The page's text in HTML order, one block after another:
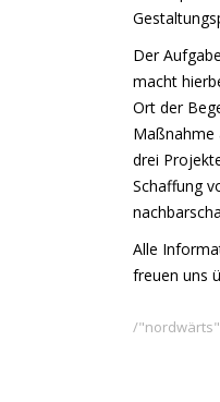
Der
macht
Ort der
Maßnahme
drei
Schaffung
Alle
freuen uns